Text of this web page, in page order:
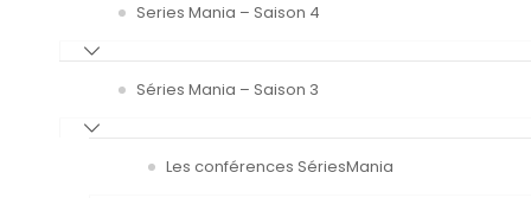
Series Mania – Saison 4
Séries Mania – Saison 3
Les conférences SériesMania